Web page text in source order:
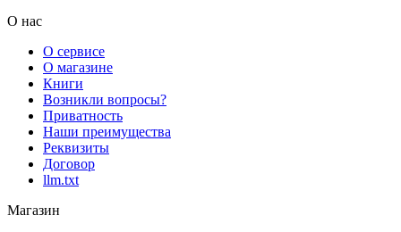
О нас
О сервисе
О магазине
Книги
Возникли вопросы?
Приватность
Наши преимущества
Реквизиты
Договор
llm.txt
Магазин